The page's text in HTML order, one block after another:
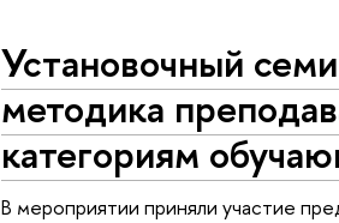
Установочный
методика
категориям
В мероприятии приняли участие